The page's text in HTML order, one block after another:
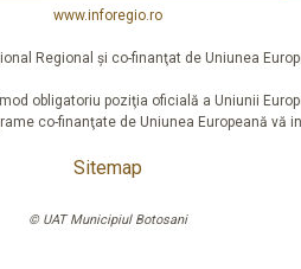
www.inforegio.ro
Regional şi co-finanţat de Uniunea
obligatoriu poziţia oficială a Uniunii
co-finanţate de Uniunea Europeană vă
Sitemap
© UAT Municipiul Botosani